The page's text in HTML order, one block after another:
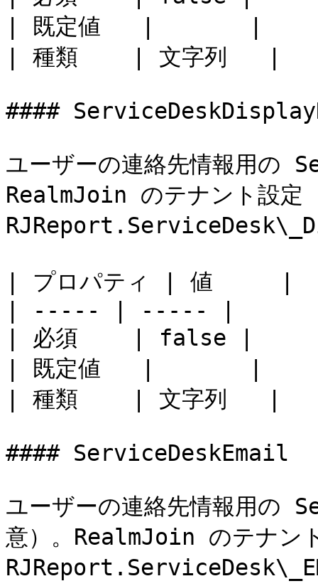
| 既定値   |       |
| 種類    | 文字列   |
####
ユーザーの連絡先情報用の
RealmJoin のテナント設定
| プロパティ | 値     |
| ----- | ----- |
| 必須    | false |
| 既定値   |       |
| 種類    | 文字列   |
#### ServiceDeskEmail
ユーザーの連絡先情報用の
意）。RealmJoin のテナン